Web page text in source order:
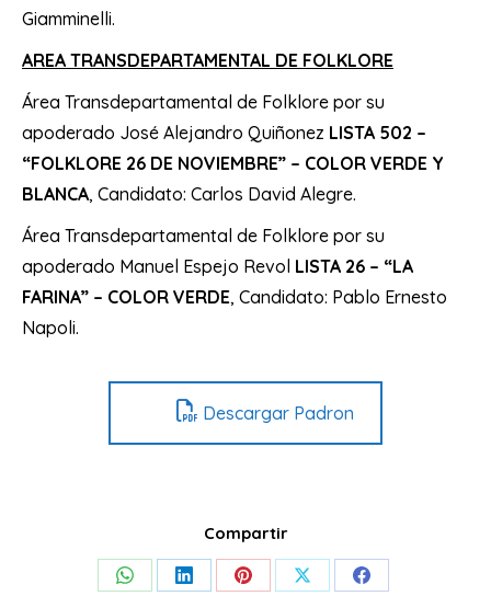
Giamminelli.
AREA TRANSDEPARTAMENTAL DE FOLKLORE
Área Transdepartamental de Folklore por su
apoderado José Alejandro Quiñonez LISTA 502 –
“FOLKLORE 26 DE NOVIEMBRE” – COLOR VERDE Y
BLANCA, Candidato: Carlos David Alegre.
Área Transdepartamental de Folklore por su
apoderado Manuel Espejo Revol LISTA 26 – “LA
FARINA” – COLOR VERDE, Candidato: Pablo Ernesto
Napoli.
Descargar Padron
Compartir
Share Share Share Share Share